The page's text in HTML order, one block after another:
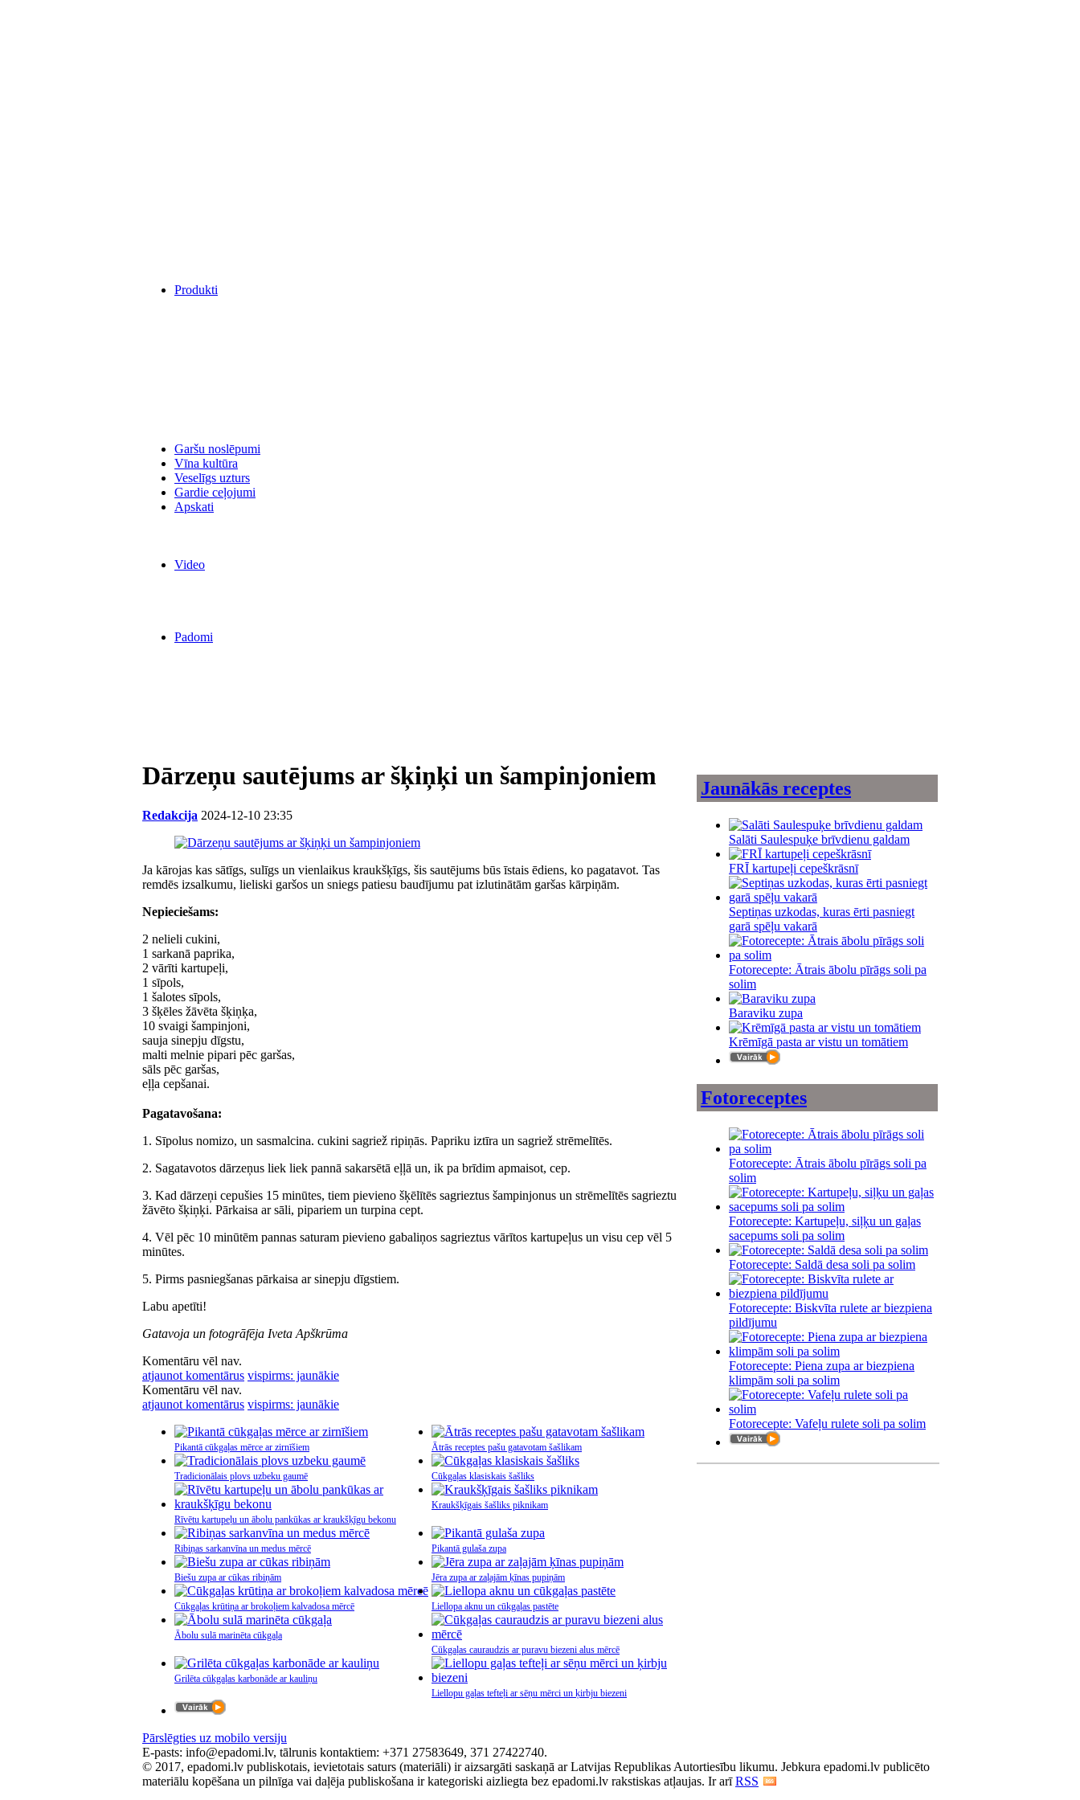
Produkti
Garšu noslēpumi
Vīna kultūra
Veselīgs uzturs
Gardie ceļojumi
Apskati
Video
Padomi
Dārzeņu sautējums ar šķiņķi un šampinjoniem
Redakcija 2024-12-10 23:35
Ja kārojas kas sātīgs, sulīgs un vienlaikus kraukšķīgs, šis sautējums būs īstais ēdiens, ko pagatavot. Tas
remdēs izsalkumu, lieliski garšos un sniegs patiesu baudījumu pat izlutinātām garšas kārpiņām.
Nepieciešams:
2 nelieli cukini,
1 sarkanā paprika,
2 vārīti kartupeļi,
1 sīpols,
1 šalotes sīpols,
3 šķēles žāvēta šķiņķa,
10 svaigi šampinjoni,
sauja sinepju dīgstu,
malti melnie pipari pēc garšas,
sāls pēc garšas,
eļļa cepšanai.
Pagatavošana:
1. Sīpolus nomizo, un sasmalcina. cukini sagriež ripiņās. Papriku iztīra un sagriež strēmelītēs.
2. Sagatavotos dārzeņus liek liek pannā sakarsētā eļļā un, ik pa brīdim apmaisot, cep.
3. Kad dārzeņi cepušies 15 minūtes, tiem pievieno šķēlītēs sagrieztus šampinjonus un strēmelītēs sagrieztu
žāvēto šķiņķi. Pārkaisa ar sāli, pipariem un turpina cept.
4. Vēl pēc 10 minūtēm pannas saturam pievieno gabaliņos sagrieztus vārītos kartupeļus un visu cep vēl 5
minūtes.
5. Pirms pasniegšanas pārkaisa ar sinepju dīgstiem.
Labu apetīti!
Gatavoja un fotogrāfēja Iveta Apškrūma
Komentāru vēl nav.
atjaunot komentārus vispirms: jaunākie
Komentāru vēl nav.
atjaunot komentārus vispirms: jaunākie
Pikantā cūkgaļas mērce ar zirnīšiem Ātrās receptes pašu gatavotam šašlikam
Tradicionālais plovs uzbeku gaumē Cūkgaļas klasiskais šašliks
Rīvētu kartupeļu un ābolu pankūkas ar kraukšķīgu bekonu
Kraukšķīgais šašliks piknikam
Ribiņas sarkanvīna un medus mērcē Pikantā gulaša zupa
Biešu zupa ar cūkas ribiņām Jēra zupa ar zaļajām ķīnas pupiņām
Cūkgaļas krūtiņa ar brokoļiem kalvadosa mērcē Liellopa aknu un cūkgaļas pastēte
Ābolu sulā marinēta cūkgaļa
Cūkgaļas cauraudzis ar puravu biezeni alus mērcē
Grilēta cūkgaļas karbonāde ar kauliņu
Liellopu gaļas tefteļi ar sēņu mērci un ķirbju biezeni
Jaunākās receptes
Salāti Saulespuķe brīvdienu galdam
FRĪ kartupeļi cepeškrāsnī
Septiņas uzkodas, kuras ērti pasniegt
garā spēļu vakarā
Fotorecepte: Ātrais ābolu pīrāgs soli pa
solim
Baraviku zupa
Krēmīgā pasta ar vistu un tomātiem
Fotoreceptes
Fotorecepte: Ātrais ābolu pīrāgs soli pa
solim
Fotorecepte: Kartupeļu, siļķu un gaļas
sacepums soli pa solim
Fotorecepte: Saldā desa soli pa solim
Fotorecepte: Biskvīta rulete ar biezpiena
pildījumu
Fotorecepte: Piena zupa ar biezpiena
klimpām soli pa solim
Fotorecepte: Vafeļu rulete soli pa solim
Pārslēgties uz mobilo versiju
E-pasts: info@epadomi.lv, tālrunis kontaktiem: +371 27583649, 371 27422740.
© 2017, epadomi.lv publiskotais, ievietotais saturs (materiāli) ir aizsargāti saskaņā ar Latvijas Republikas Autortiesību likumu. Jebkura epadomi.lv publicēto
materiālu kopēšana un pilnīga vai daļēja publiskošana ir kategoriski aizliegta bez epadomi.lv rakstiskas atļaujas. Ir arīRSS